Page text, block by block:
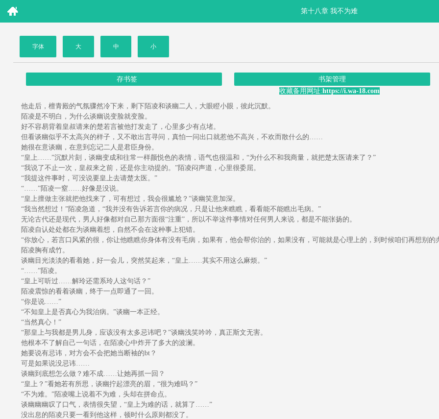
第十八章 我不为难
字体 大 中 小
存书签
书架管理
收藏备用网址:https://i.wa-18.com
他走后，檀青殿的气氛骤然冷下来，剩下陌凌和谈幽二人，大眼瞪小眼，彼此沉默。
陌凌是不明白，为什么谈幽说变脸就变脸。
好不容易背着皇叔请来的楚若言被他打发走了，心里多少有点堵。
但看谈幽似乎不太高兴的样子，又不敢出言寻问，真怕一问出口就惹他不高兴，不欢而散什么的……
她很在意谈幽，在意到忘记二人是君臣身份。
“皇上……”沉默片刻，谈幽变成和往常一样颜悦色的表情，语气也很温和，“为什么不和我商量，就把楚太医请来了？”
“我说了不止一次，皇叔来之前，还是你主动提的。”陌凌闷声道，心里很委屈。
“我提这件事时，可没说要皇上去请楚太医。”
“……”陌凌一窒……好像是没说。
“皇上擅做主张就把他找来了，可有想过，我会很尴尬？”谈幽笑意加深。
“我当然想过！”陌凌急道，“我并没有告诉若言你的病况，只是让他来瞧瞧，看看能不能瞧出毛病。”
无论古代还是现代，男人好像都对自己那方面很“注重”，所以不举这件事情对任何男人来说，都是不能张扬的。
陌凌自认处处都在为谈幽着想，自然不会在这种事上犯错。
“你放心，若言口风紧的很，你让他瞧瞧你身体有没有毛病，如果有，他会帮你治的，如果没有，可能就是心理上的，到时候咱们再想别的
陌凌胸有成竹。
谈幽目光淡淡的看着她，好一会儿，突然笑起来，“皇上……其实不用这么麻烦。”
“……”陌凌。
“皇上可听过……解玲还需系玲人这句话？”
陌凌震惊的看着谈幽，终于一点即通了一回。
“你是说……”
“不知皇上是否真心为我治病。”谈幽一本正经。
“当然真心！”
“那皇上与我都是男儿身，应该没有太多忌讳吧？”谈幽浅笑吟吟，真正斯文无害。
他根本不了解自己一句话，在陌凌心中炸开了多大的波澜。
她要说有忌讳，对方会不会把她当断袖的bt？
可是如果说没忌讳……
谈幽到底想怎么做？难不成……让她再抓一回？
“皇上？”看她若有所思，谈幽拧起漂亮的眉，“很为难吗？”
“不为难。”陌凌嘴上说着不为难，头却在拼命点。
谈幽幽幽叹了口气，表情很失望，“皇上为难的话，就算了……”
没出息的陌凌只要一看到他这样，顿时什么原则都没了。